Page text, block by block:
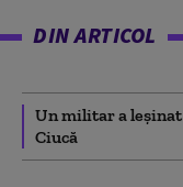
DIN ARTICOL
Un militar a
Ciucă